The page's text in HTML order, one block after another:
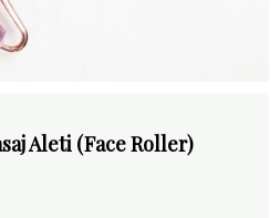
Aleti (Face Roller)